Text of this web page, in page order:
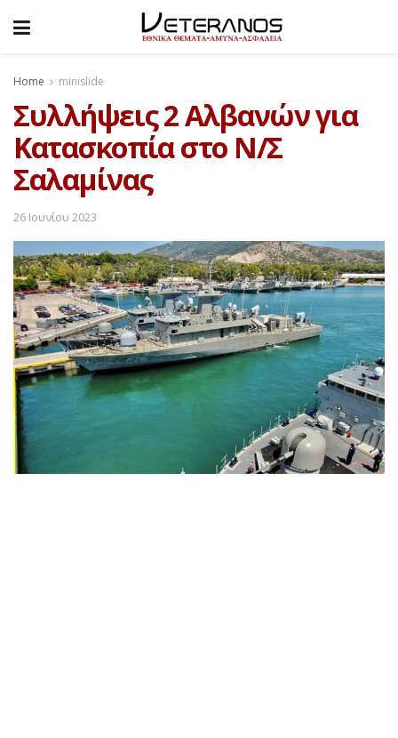
Home minislide
Συλλήψεις 2 Αλβανών για
Κατασκοπία στο Ν/Σ
Σαλαμίνας
26 Ιουνίου 2023